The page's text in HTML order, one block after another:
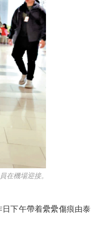
機場迎接。
下午帶着纍纍傷痕由泰